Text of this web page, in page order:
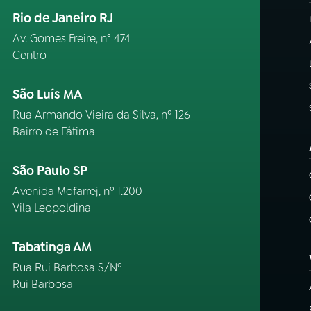
Rio de Janeiro RJ
Av. Gomes Freire, n° 474
Centro
São Luís MA
Rua Armando Vieira da Silva, nº 126
Bairro de Fátima
São Paulo SP
Avenida Mofarrej, nº 1.200
Vila Leopoldina
Tabatinga AM
Rua Rui Barbosa S/Nº
Rui Barbosa